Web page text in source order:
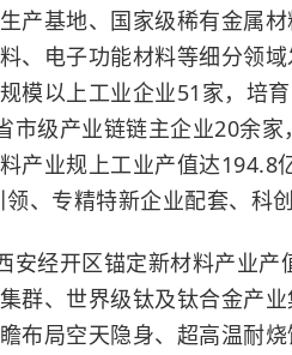
产基地、国家级稀有金属
、电子功能材料等细分领
模以上工业企业51家，培
市级产业链链主企业20余
产业规上工业产值达194.8
、专精特新企业配套、科
安经开区锚定新材料产业
群、世界级钛及钛合金产
布局空天隐身、超高温耐